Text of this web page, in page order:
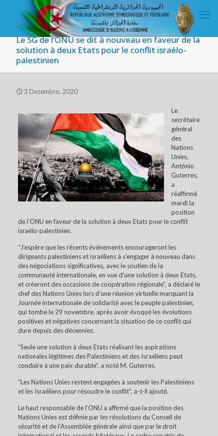
Le SG de l’ONU se dit à nouveau en faveur de la
solution à deux Etats pour le conflit israélo-
palestinien
3 Dezembro, 2020
Le
secrétaire
général
des
Nations
Unies,
António
Guterres,
a
réaffirmé
mardi la
position
de l’ONU en faveur de la solution à deux Etats pour le conflit
israélo-palestinien.
“J’espère que les récents événements encourageront les
dirigeants palestiniens et israéliens à s’engager à nouveau dans
des négociations significatives, avec le soutien de la
communauté internationale, en vue d’une solution à deux Etats,
et créeront des occasions de coopération régionale”, a déclaré le
chef des Nations Unies lors d’une réunion virtuelle marquant la
Journée internationale de solidarité avec le peuple palestinien,
qui tombe le 29 novembre, après avoir évoqué les évolutions
positives et négatives concernant la situation de ce conflit qui
dure depuis des décennies.
“Seule une solution à deux Etats réalisant les aspirations
nationales légitimes des Palestiniens et des Israéliens peut
conduire à une paix durable”, a noté M. Guterres.
“Les Nations Unies restent engagées à soutenir les Palestiniens
et les Israéliens pour résoudre le conflit”, a-t-il ajouté.
Le haut responsable de l’ONU a affirmé que la position des
Nations Unies est définie par les résolutions du Conseil de
sécurité et de l’Assemblée générale ainsi que par le droit